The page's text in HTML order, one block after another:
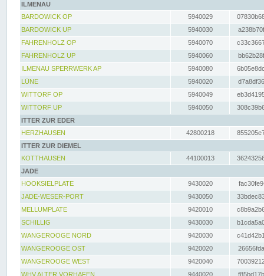
ILMENAU
BARDOWICK OP
5940029
BARDOWICK UP
5940030
FAHRENHOLZ OP
5940070
FAHRENHOLZ UP
5940060
ILMENAU SPERRWERK AP
5940080
LÜNE
5940020
WITTORF OP
5940049
WITTORF UP
5940050
ITTER ZUR EDER
HERZHAUSEN
42800218
ITTER ZUR DIEMEL
KOTTHAUSEN
44100013
JADE
HOOKSIELPLATE
9430020
JADE-WESER-PORT
9430050
MELLUMPLATE
9420010
SCHILLIG
9430030
WANGEROOGE NORD
9420030
WANGEROOGE OST
9420020
WANGEROOGE WEST
9420040
WHV ALTER VORHAFEN
9440020